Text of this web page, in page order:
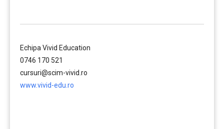
Echipa Vivid Education
0746 170 521
cursuri@scim-vivid.ro
www.vivid-edu.ro